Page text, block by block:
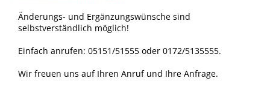
Änderungs- und Ergänzungswünsche sind
selbstverständlich möglich!
Einfach anrufen: 05151/51555 oder 0172/5135555.
Wir freuen uns auf Ihren Anruf und Ihre Anfrage.